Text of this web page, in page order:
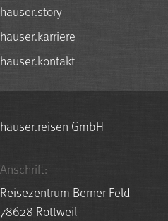
hauser.story
hauser.karriere
hauser.kontakt
hauser.reisen GmbH
Anschrift:
Reisezentrum Berner Feld
78628 Rottweil